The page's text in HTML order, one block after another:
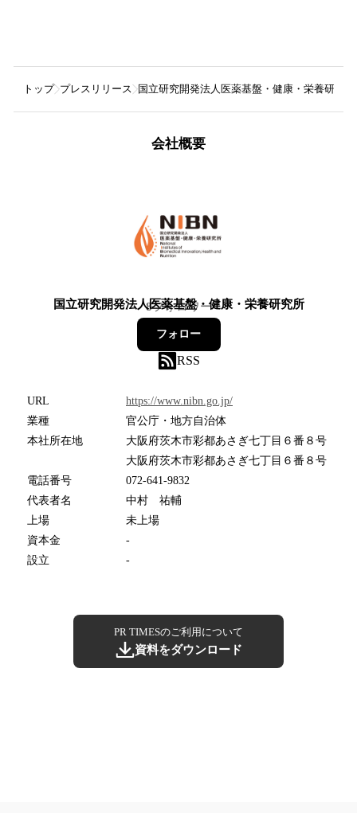
トップ プレスリリース 国立研究開発法人医薬基盤・健康・栄養研究所
会社概要
国立研究開発法人医薬基盤・健康・栄養研究所
8フォロワー
フォロー
RSS
URL
https://www.nibn.go.jp/
業種
官公庁・地方自治体
本社所在地
大阪府茨木市彩都あさぎ七丁目６番８号
大阪府茨木市彩都あさぎ七丁目６番８号
電話番号
072-641-9832
代表者名
中村 祐輔
上場
未上場
資本金
-
設立
-
PR TIMESのご利用について
資料をダウンロード